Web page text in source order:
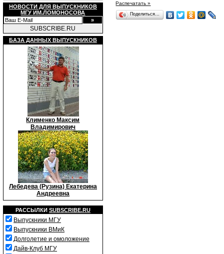
НОВОСТИ ДЛЯ ВЫПУСКНИКОВ
МГУ ИМ.ЛОМОНОСОВА
SUBSCRIBE.RU
БАЗА ДАННЫХ ВЫПУСКНИКОВ
Клименко Максим
Владимирович
Лебедева (Рузина) Екатерина
Андреевна
РАССЫЛКИ SUBSCRIBE.RU
Выпускники МГУ
Выпускники ВМиК
Долголетие и омоложение
Дайв-Клуб МГУ
Распечатать »
Поделиться…